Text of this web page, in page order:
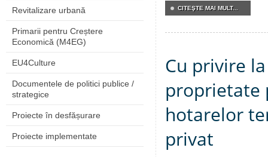
Revitalizare urbană
Primarii pentru Creștere
Economică (M4EG)
EU4Culture
Documentele de politici publice /
strategice
Proiecte în desfășurare
Proiecte implementate
CITEŞTE MAI MULT...
Cu privire
proprietate
hotarelor
privat